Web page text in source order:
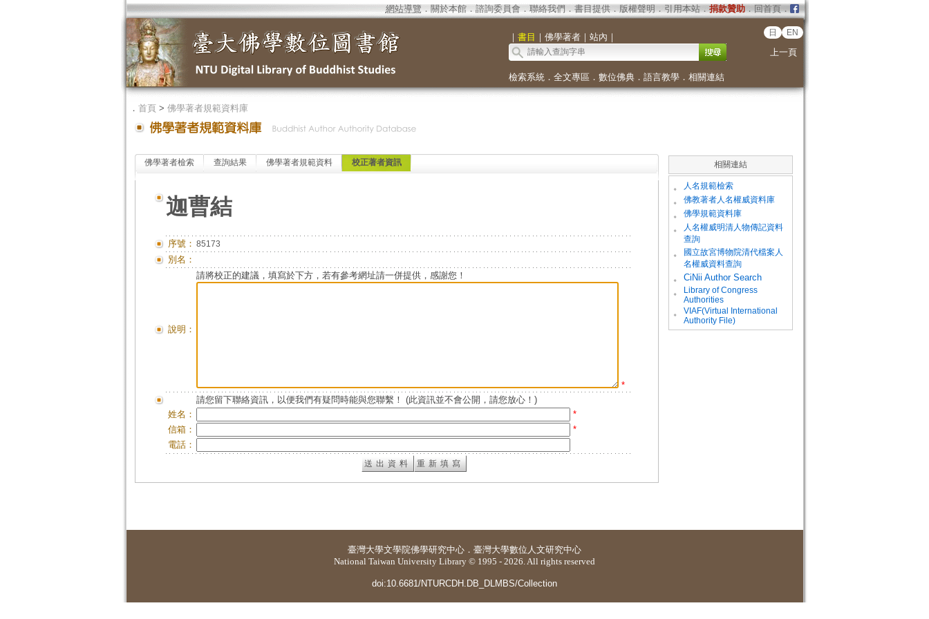
網站導覽 ． 關於本館． 諮詢委員會． 聯絡我們 ． 書目提供． 版權聲明 ． 引用本站． 捐款贊助．回首頁．
｜ 書目 ｜ 佛學著者｜ 站內 ｜ 日 EN
上一頁
檢索系統． 全文專區 ． 數位佛典． 語言教學． 相關連結
． 首頁> 佛學著者規範資料庫
佛學著者檢索 查詢結果 佛學著者規範資料 校正著者資訊
迦曹結
序號： 85173
別名：
說明：
請將校正的建議，填寫於下方，若有參考網址請一併提供，感謝您！
*
請您留下聯絡資訊，以便我們有疑問時能與您聯繫！ (此資訊並不會公開，請您放心！)
姓名：
*
信箱：
*
電話：
相關連結
。 人名規範檢索
。 佛教著者人名權威資料庫
。 佛學規範資料庫
。
人名權威明清人物傳記資料
查詢
。
國立故宮博物院清代檔案人
名權威資料查詢
。
CiNii Author Search
。
Library of Congress
Authorities
。
VIAF(Virtual International
Authority File)
臺灣大學文學院佛學研究中心 ． 臺灣大學數位人文研究中心
National Taiwan University Library © 1995 - 2026. All rights reserved
doi:10.6681/NTURCDH.DB_DLMBS/Collection